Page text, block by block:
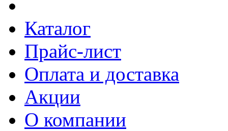
Каталог
Прайс-лист
Оплата и доставка
Акции
О компании